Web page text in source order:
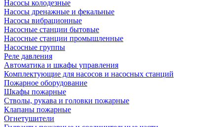
Насосы колодезные
Насосы дренажные и фекальные
Насосы вибрационные
Насосные станции бытовые
Насосные станции промышленные
Насосные группы
Реле давления
Автоматика и шкафы управления
Комплектующие для насосов и насосных станций
Пожарное оборудование
Шкафы пожарные
Стволы, рукава и головки пожарные
Клапаны пожарные
Огнетушители